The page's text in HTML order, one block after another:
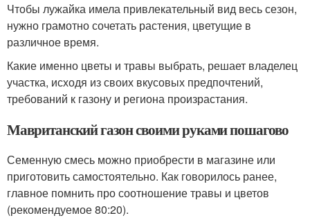
Чтобы лужайка имела привлекательный вид весь сезон,
нужно грамотно сочетать растения, цветущие в
различное время.
Какие именно цветы и травы выбрать, решает владелец
участка, исходя из своих вкусовых предпочтений,
требований к газону и региона произрастания.
Мавританский газон своими руками пошагово
Семенную смесь можно приобрести в магазине или
приготовить самостоятельно. Как говорилось ранее,
главное помнить про соотношение травы и цветов
(рекомендуемое 80:20).